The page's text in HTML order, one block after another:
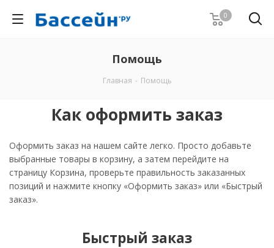
0
Помощь
Главная - Помощь
Как оформить заказ
Оформить заказ на нашем сайте легко. Просто добавьте
выбранные товары в корзину, а затем перейдите на
страницу Корзина, проверьте правильность заказанных
позиций и нажмите кнопку «Оформить заказ» или «Быстрый
заказ».
Быстрый заказ